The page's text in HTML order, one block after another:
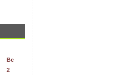
Вс
2